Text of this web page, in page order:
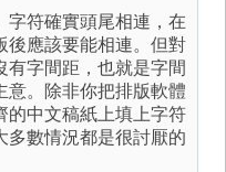
字符確實頭尾相連，在
後應該要能相連。但對
有字間距，也就是字間
意。除非你把排版軟體
的中文稿紙上填上字符
多數情況都是很討厭的